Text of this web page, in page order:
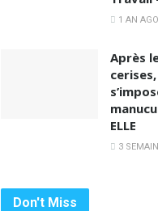
1 AN AGO
Après
ELLE
3
Don't Miss